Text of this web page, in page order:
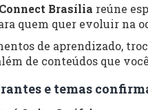
Brasília reúne
quem quer evoluir na
de aprendizado,
de conteúdos que
e temas